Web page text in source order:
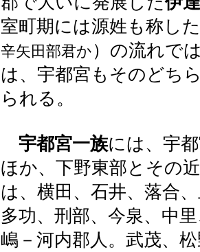
室町期には源姓も称し
辛矢田部君か ）の流れで
は、宇都宮もそのどち
られる。
宇都宮一族には、宇
ほか、下野東部とその
は、横田、石井、落合
多功、刑部、今泉、中
嶋－河内郡人。武茂、